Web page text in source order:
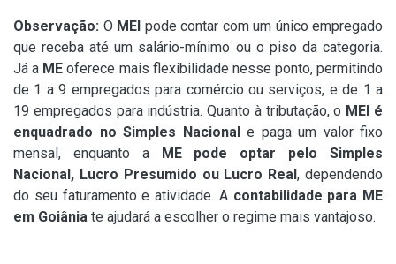
Observação: O MEI pode contar com um único empregado
que receba até um salário-mínimo ou o piso da categoria.
Já a ME oferece mais flexibilidade nesse ponto, permitindo
de 1 a 9 empregados para comércio ou serviços, e de 1 a
19 empregados para indústria. Quanto à tributação, o MEI é
enquadrado no Simples Nacional e paga um valor fixo
mensal, enquanto a
ME pode optar pelo Simples
Nacional, Lucro Presumido ou Lucro Real, dependendo
do seu faturamento e atividade. A contabilidade para ME
em Goiânia te ajudará a escolher o regime mais vantajoso.